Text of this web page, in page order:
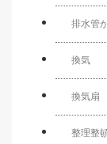
排水管
換気
換気扇
整理整